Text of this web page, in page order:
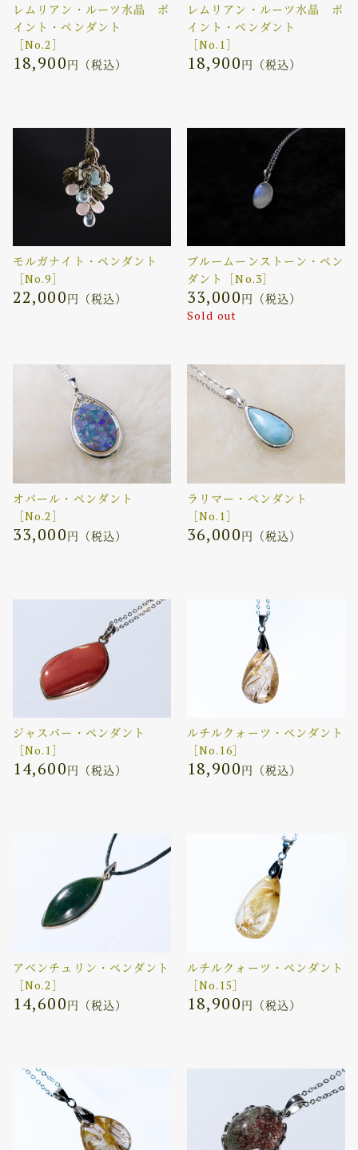
レムリアン・ルーツ水晶 ポ
イント・ペンダント
［No.2］
18,900円（税込）
レムリアン・ルーツ水晶 ポ
イント・ペンダント
［No.1］
18,900円（税込）
モルガナイト・ペンダント
［No.9］
22,000円（税込）
ブルームーンストーン・ペン
ダント［No.3］
33,000円（税込）
Sold out
オパール・ペンダント
［No.2］
33,000円（税込）
ラリマー・ペンダント
［No.1］
36,000円（税込）
ジャスパー・ペンダント
［No.1］
14,600円（税込）
ルチルクォーツ・ペンダント
［No.16］
18,900円（税込）
アベンチュリン・ペンダント
［No.2］
14,600円（税込）
ルチルクォーツ・ペンダント
［No.15］
18,900円（税込）